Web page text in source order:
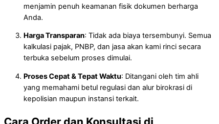
menjamin penuh keamanan fisik dokumen berharga
Anda.
Harga Transparan: Tidak ada biaya tersembunyi. Semua
kalkulasi pajak, PNBP, dan jasa akan kami rinci secara
terbuka sebelum proses dimulai.
Proses Cepat & Tepat Waktu: Ditangani oleh tim ahli
yang memahami betul regulasi dan alur birokrasi di
kepolisian maupun instansi terkait.